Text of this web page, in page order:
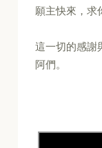
願主快來，求
這一切的感謝
阿們。